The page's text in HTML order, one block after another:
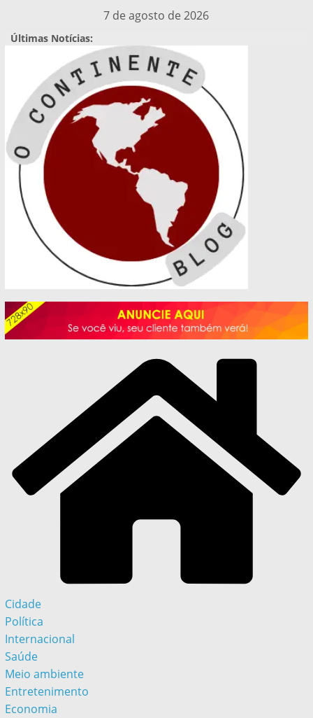
para
7 de agosto de 2026
Últimas Notícias:
Cidade
Política
Internacional
Saúde
Meio ambiente
Entretenimento
Economia